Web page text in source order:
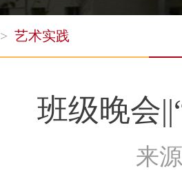
> 艺术实践
班级晚会
来